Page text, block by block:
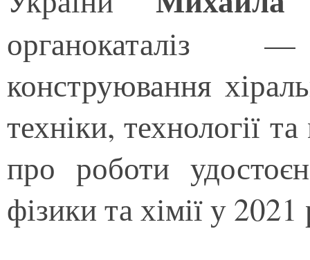
органокаталіз
конструювання
техніки, технології
про роботи
фізики та хімії у